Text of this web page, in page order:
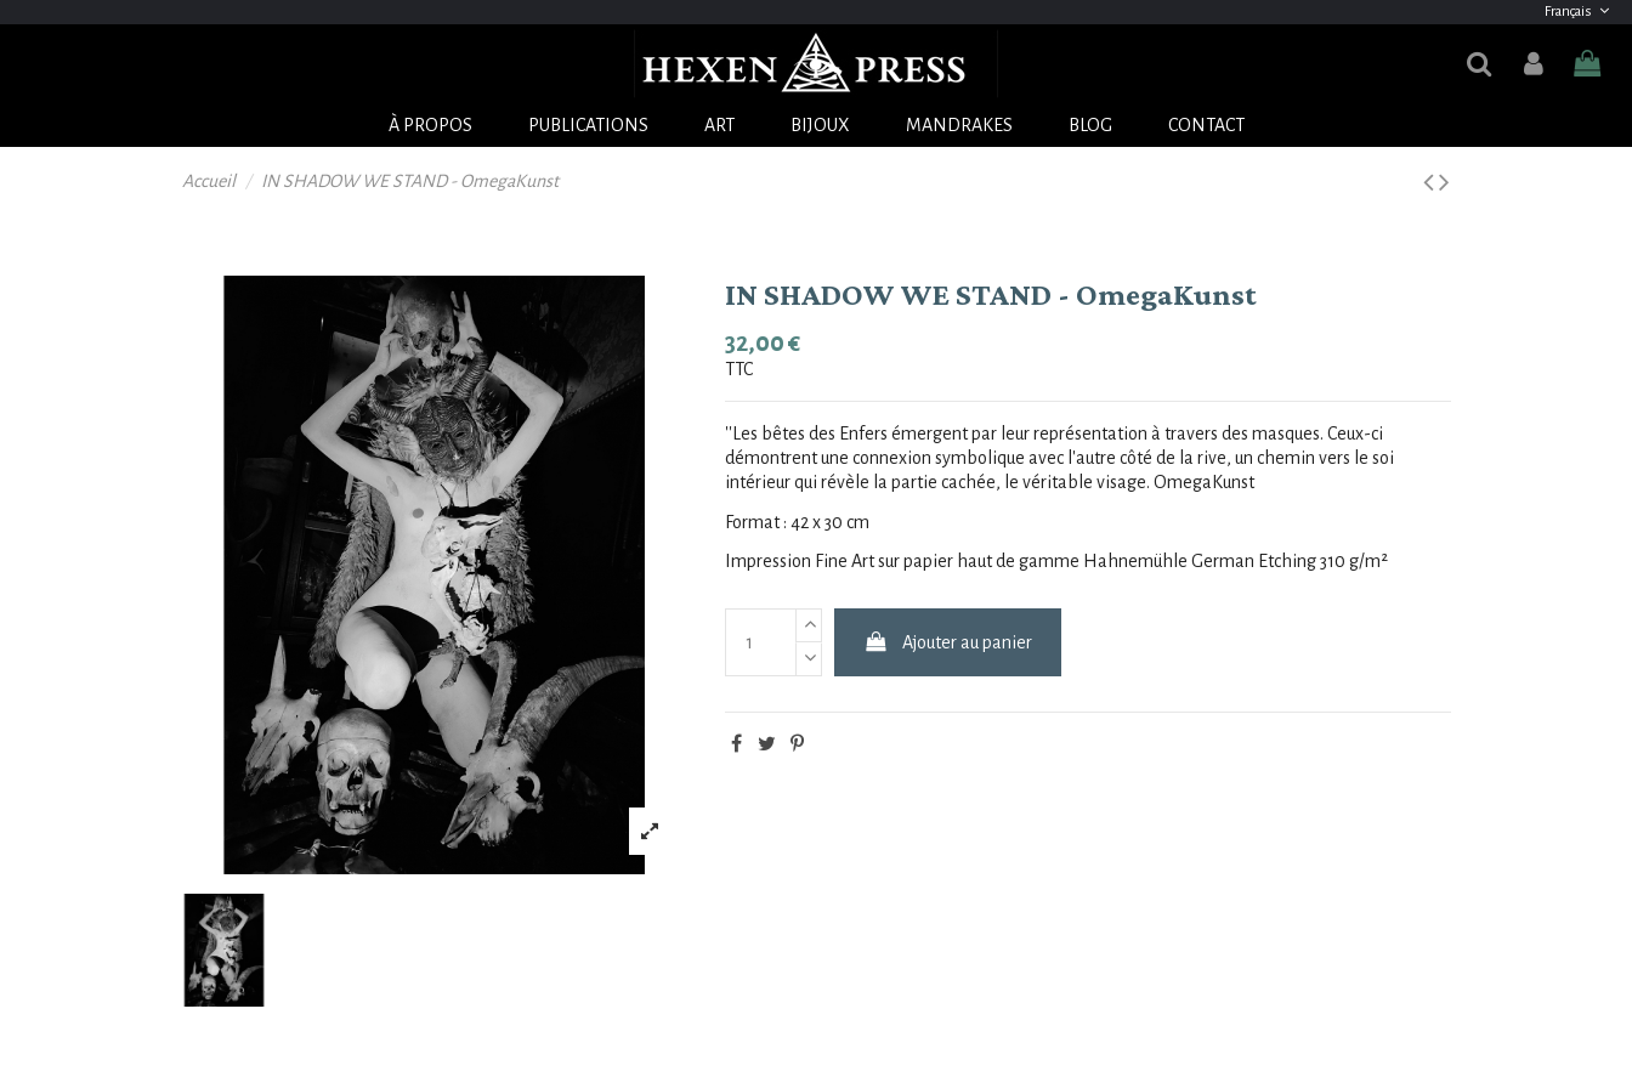
Français
À PROPOS PUBLICATIONS ART BIJOUX MANDRAKES BLOG CONTACT
Accueil IN SHADOW WE STAND - OmegaKunst
IN SHADOW WE STAND - OmegaKunst
32,00 €
TTC
''Les bêtes des Enfers émergent par leur représentation à travers des masques. Ceux-ci
démontrent une connexion symbolique avec l'autre côté de la rive, un chemin vers le soi
intérieur qui révèle la partie cachée, le véritable visage. OmegaKunst
Format : 42 x 30 cm
Impression Fine Art sur papier haut de gamme Hahnemühle German Etching 310 g/m²
Ajouter au panier